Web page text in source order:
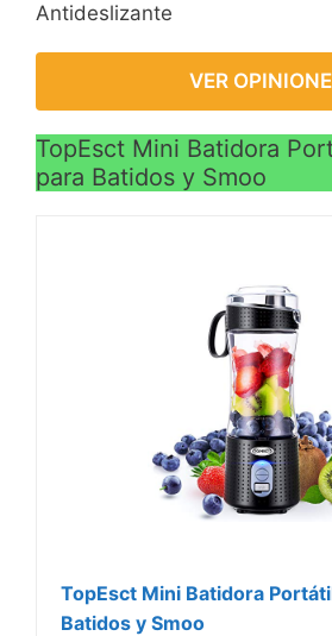
Antideslizante
VER
TopEsct Mini Batidora
para Batidos y Smoo
TopEsct Mini Batidora
Batidos y Smoo